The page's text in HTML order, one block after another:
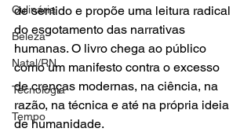
Culinária
Beleza
Natal/RN
Tecnologia
Tempo
de sentido e propõe uma leitura radical
do esgotamento das narrativas
humanas. O livro chega ao público
como um manifesto contra o excesso
de crenças modernas, na ciência, na
razão, na técnica e até na própria ideia
de humanidade.